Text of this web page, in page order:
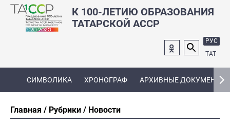
К 100-ЛЕТИЮ ОБРАЗОВАНИЯ
ТАТАРСКОЙ АССР
РУС
ТАТ
СИМВОЛИКА ХРОНОГРАФ АРХИВНЫЕ ДОКУМЕНТЫ
Главная Рубрики Новости